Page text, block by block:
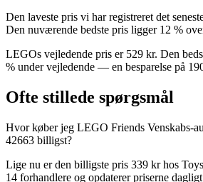
Den laveste pris vi har registreret det
Den nuværende bedste pris ligger 12 %
LEGOs vejledende pris er 529 kr. Den
% under vejledende — en besparelse på
Ofte stillede spørgsmål
Hvor køber jeg LEGO Friends Venskabs-
42663 billigst?
Lige nu er den billigste pris 339 kr hos
14 forhandlere og opdaterer priserne